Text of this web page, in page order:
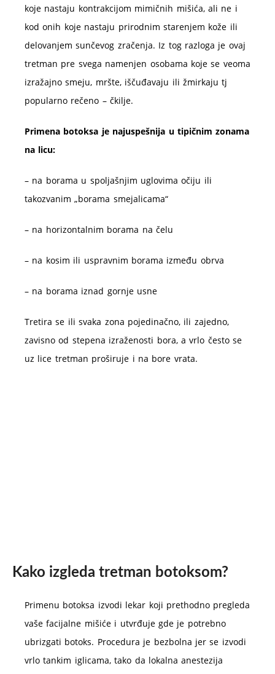
koje nastaju kontrakcijom mimičnih mišića, ali ne i
kod onih koje nastaju prirodnim starenjem kože ili
delovanjem sunčevog zračenja. Iz tog razloga je ovaj
tretman pre svega namenjen osobama koje se veoma
izražajno smeju, mršte, iščuđavaju ili žmirkaju tj
popularno rečeno – čkilje.
Primena botoksa je najuspešnija u tipičnim zonama
na licu:
– na borama u spoljašnjim uglovima očiju ili
takozvanim „borama smejalicama“
– na horizontalnim borama na čelu
– na kosim ili uspravnim borama između obrva
– na borama iznad gornje usne
Tretira se ili svaka zona pojedinačno, ili zajedno,
zavisno od stepena izraženosti bora, a vrlo često se
uz lice tretman proširuje i na bore vrata.
Kako izgleda tretman botoksom?
Primenu botoksa izvodi lekar koji prethodno pregleda
vaše facijalne mišiće i utvrđuje gde je potrebno
ubrizgati botoks. Procedura je bezbolna jer se izvodi
vrlo tankim iglicama, tako da lokalna anestezija